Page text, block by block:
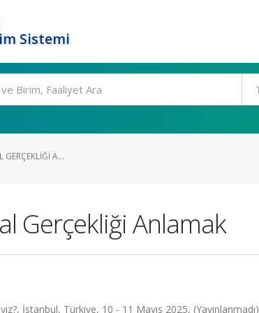
Sistemi
GERÇEKLIĞI A...
Gerçekliği Anlamak
İstanbul, Türkiye, 10 - 11 Mayıs 2025, (Yayınlanmadı)